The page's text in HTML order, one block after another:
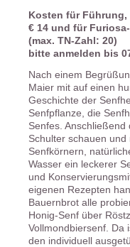
Kosten für
€ 14 und für
(max. TN-Zahl: 20)
bitte anmelden bis
Nach einem
Maier mit auf einen
Geschichte der
Senfpflanze, die
Senfes.
Schulter schauen
Senfkörnern,
Wasser ein leckerer
und
eigenen Rezepten
Bauernbrot alle
Honig-Senf über
Vollmondbiersenf. Da
den individuell